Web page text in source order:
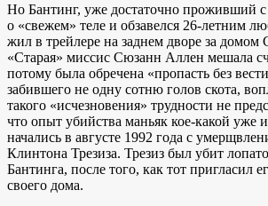
Но Бантинг, уже достаточно проживший
о «свежем» теле и обзавелся 26-летним
жил в трейлере на заднем дворе за
«Старая» миссис Сюзанн Аллен мешала
потому была обречена «пропасть без
забившего не одну сотню голов скота,
такого «исчезновения» трудности не
что опыт убийства маньяк кое-какой уже
начались в августе 1992 года с
Клинтона Трезиза. Трезиз был убит
Бантинга, после того, как тот пригласил
своего дома.